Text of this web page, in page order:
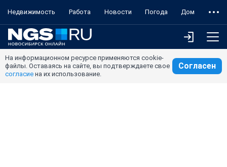
Недвижимость Работа Новости Погода Дом
На информационном ресурсе применяются cookie-
файлы. Оставаясь на сайте, вы подтверждаете свое
согласие на их использование.
Согласен